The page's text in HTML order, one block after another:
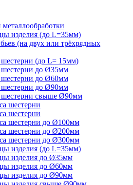
изделия (до L=35мм)
(на двух или трёхрядных
шестерни (до L= 15мм)
шестерни до Ø35мм
шестерни до Ø60мм
шестерни до Ø90мм
шестерни свыше Ø90мм
шестерни
шестерни
шестерни до Ø100мм
шестерни до Ø200мм
шестерни до Ø300мм
изделия (до L=35мм)
изделия до Ø35мм
изделия до Ø60мм
изделия до Ø90мм